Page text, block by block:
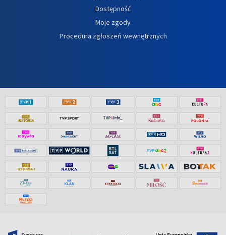
Dostępność
Moje zgody
Procedura zgłoszeń wewnętrznych